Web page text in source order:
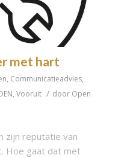
met hart
, Communicatieadvies,
, Vooruit / door Open
zijn reputatie van
Hoe gaat dat met